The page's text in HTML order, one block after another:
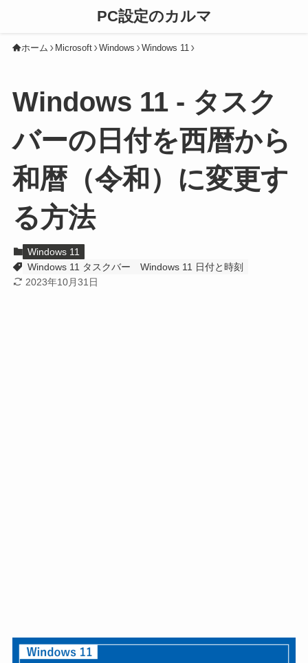
PC設定のカルマ
ホーム Microsoft Windows Windows 11
Windows 11 - タスク
バーの日付を西暦から
和暦（令和）に変更す
る方法
Windows 11
Windows 11 タスクバー
Windows 11 日付と時刻
2023年10月31日